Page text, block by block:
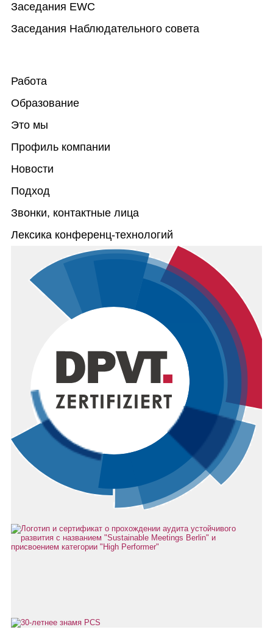
Заседания EWC
Заседания Наблюдательного совета
Работа
Образование
Это мы
Профиль компании
Новости
Подход
Звонки, контактные лица
Лексика конференц-технологий